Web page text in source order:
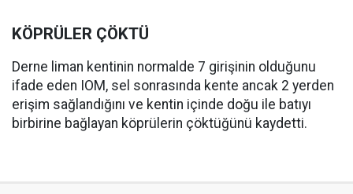
KÖPRÜLER ÇÖKTÜ
Derne liman kentinin normalde 7 girişinin olduğunu
ifade eden IOM, sel sonrasında kente ancak 2 yerden
erişim sağlandığını ve kentin içinde doğu ile batıyı
birbirine bağlayan köprülerin çöktüğünü kaydetti.